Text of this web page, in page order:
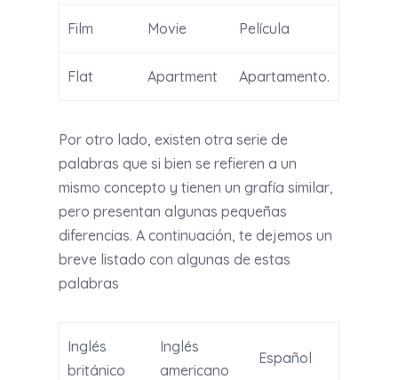
Film Movie Película
Flat Apartment Apartamento.
Por otro lado, existen otra serie de
palabras que si bien se refieren a un
mismo concepto y tienen un grafía similar,
pero presentan algunas pequeñas
diferencias. A continuación, te dejemos un
breve listado con algunas de estas
palabras
Inglés
británico
Inglés
americano
Español